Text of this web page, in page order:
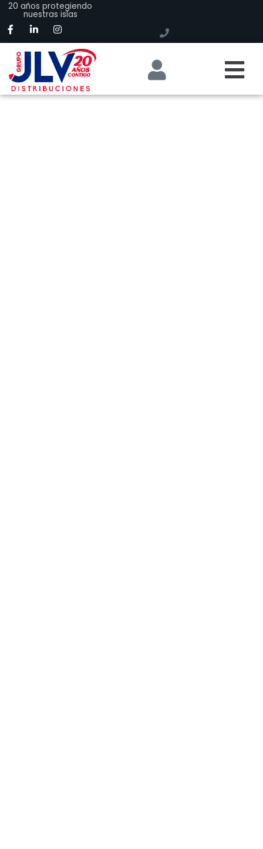
20 años protegiendo
nuestras islas